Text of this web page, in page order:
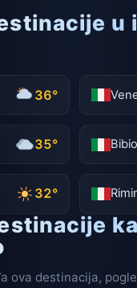
u
36°
35°
32°
ova destinacija,